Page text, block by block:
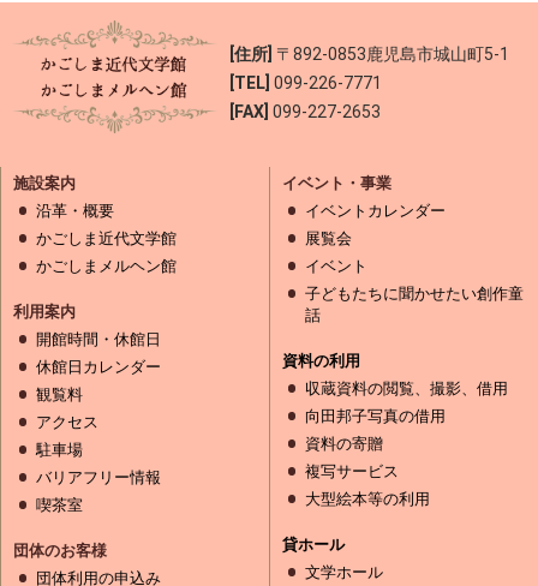
[住所] 〒892-0853鹿児島市城山町5-1
[TEL] 099-226-7771
[FAX] 099-227-2653
施設案内
沿革・概要
かごしま近代文学館
かごしまメルヘン館
利用案内
開館時間・休館日
休館日カレンダー
観覧料
アクセス
駐車場
バリアフリー情報
喫茶室
団体のお客様
団体利用の申込み
イベント・事業
イベントカレンダー
展覧会
イベント
子どもたちに聞かせたい創作童
話
資料の利用
収蔵資料の閲覧、撮影、借用
向田邦子写真の借用
資料の寄贈
複写サービス
大型絵本等の利用
貸ホール
文学ホール